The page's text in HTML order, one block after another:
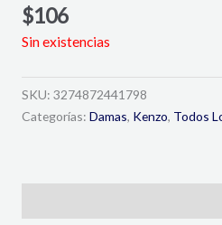
$106
Sin existencias
SKU: 3274872441798
Categorías: Damas, Kenzo, Todos